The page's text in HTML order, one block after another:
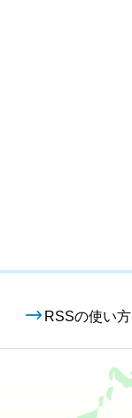
RSSの使い方